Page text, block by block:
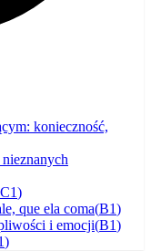
konieczność,
C1)
que ela coma(B1)
i emocji(B1)
)